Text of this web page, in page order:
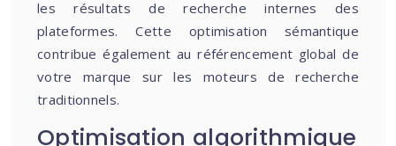
les résultats de recherche internes des
plateformes. Cette optimisation sémantique
contribue également au référencement global de
votre marque sur les moteurs de recherche
traditionnels.
Optimisation algorithmique